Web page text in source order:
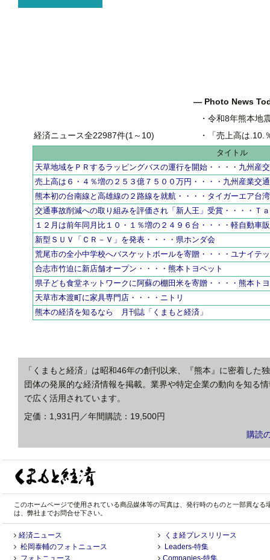
― Photo News
・令和8年熊本地
・
「売上高は.10.％増の
経済ニュース全22987件(1～10)
タイトル
天草地域をＰＲするラッピングバスの運行を開始・・・・九州産
売上高は６・４％増の２５３億７５００万円・・・・九州産業交
熊本初の台南線と高雄線の２路線を就航・・・・タイガーエア台湾
交通事故削減への取り組みを評価され「新人王」受賞・・・・Ｔ
１２月は前年同月比１０・１％増の２４９６台・・・・軽自動車
新型ＳＵＶ「ＣＲ－Ｖ」を発表・・・・県ホンダ会
荒尾市の全小中学校へバスケットボールを寄贈・・・・ユナイテ
合志市竹迫に新店舗オープン・・・・熊本トヨペット
県子ども食堂ネットワークに阿蘇の棚田米を寄贈・・・・熊本ト
天草市本渡町に家具専門店・・・・ニトリ
熊本の経済を知るなら 月刊誌「くまもと経済」
「くまもと経済」は昭和46年の創刊以来、『熊本』に密着し
団体の発展的な経済情報を掲載。業界や特定企業の動向を知る
で広く活用されています。
定価：1,931円／年間購読：19,500円
購読
このホームページで使用されている商品媒体等の写真は、発行時のものと一部異な
は、弊社までお問合せ下さい。
経済ニュース
松岡泰輔のフォトニュース
フォトニュース
くま経プレスリリース
Leaders-特集
Companies-特集